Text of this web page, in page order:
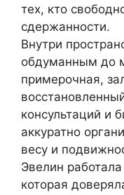
тех, кто
сдержанности.
Внутри
обдуманным до
примерочная,
консультаций и
аккуратно
весу и
Эвелин
которая